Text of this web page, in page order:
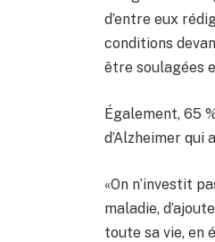
d’entre eux
conditions
être soulagées
Également, 65
d’Alzheimer qui
«On n’investit
maladie,
toute sa vie, en